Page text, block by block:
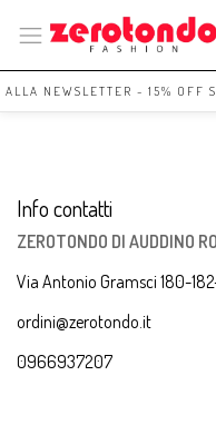
NEWSLETTER - 15%
Info contatti
ZEROTONDO DI AUDDINO
Via Antonio Gramsci 180-
ordini@zerotondo.it
0966937207